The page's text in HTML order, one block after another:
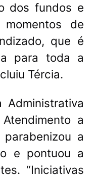
dos fundos e
de
que é
para toda a
Tércia.
Administrativa
a
a
e pontuou a
. “Iniciativas